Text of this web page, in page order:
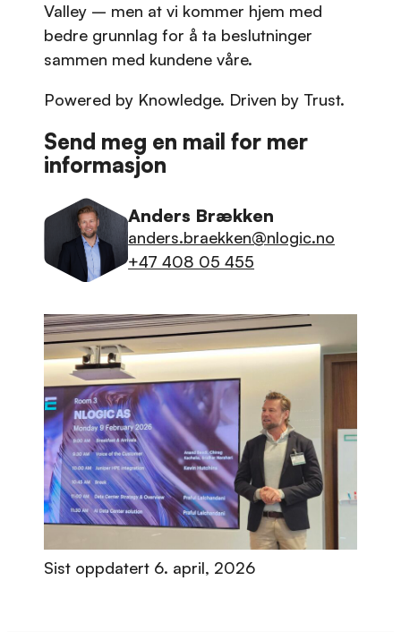
Sist oppdatert 6. april, 2026
Valley – men at vi kommer hjem med
bedre grunnlag for å ta beslutninger
sammen med kundene våre.
Powered by Knowledge. Driven by Trust.
Send meg en mail for mer
informasjon
Anders Brækken
anders.braekken@nlogic.no
+47 408 05 455